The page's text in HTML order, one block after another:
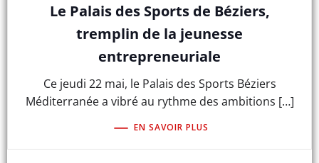
Le Palais des Sports de Béziers,
tremplin de la jeunesse
entrepreneuriale
Ce jeudi 22 mai, le Palais des Sports Béziers
Méditerranée a vibré au rythme des ambitions […]
EN SAVOIR PLUS